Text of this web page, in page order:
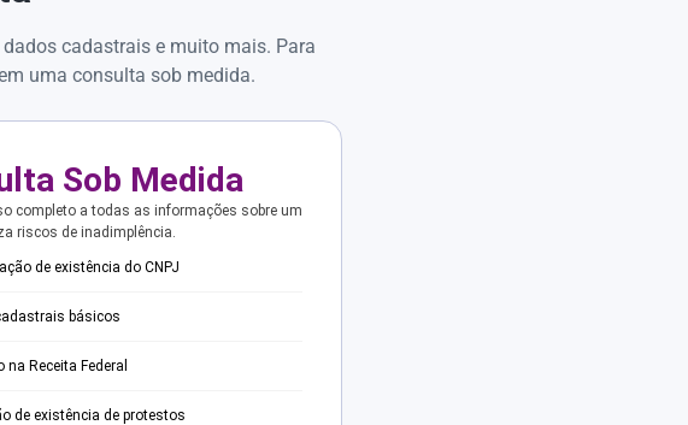
cadastrais e muito mais. Para
uma consulta sob medida.
Sob Medida
completo a todas as informações sobre um
riscos de inadimplência.
de existência do CNPJ
básicos
na Receita Federal
de existência de protestos